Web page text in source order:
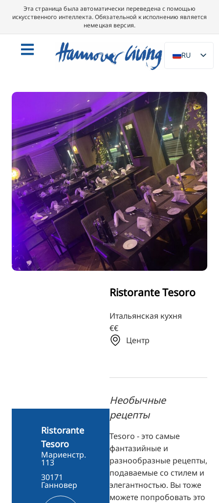
Эта страница была автоматически переведена с помощью
искусственного интеллекта. Обязательной к исполнению является
немецкая версия.
RU
DE
NL
PL
ES
IT
DA
SV
FR
PT
TR
FI
JA
Ristorante Tesoro
Итальянская кухня
€€
Центр
Необычные
рецепты
Tesoro - это самые
фантазийные и
разнообразные рецепты,
подаваемые со стилем и
элегантностью. Вы тоже
можете попробовать это
Ristorante
Tesoro
Мариенстр.
113
30171
Ганновер